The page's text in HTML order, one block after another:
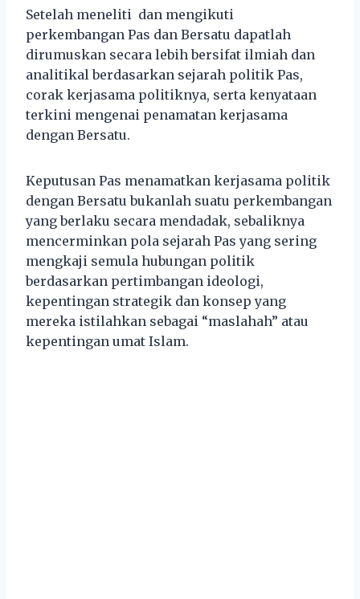
Setelah meneliti dan mengikuti
perkembangan Pas dan Bersatu dapatlah
dirumuskan secara lebih bersifat ilmiah dan
analitikal berdasarkan sejarah politik Pas,
corak kerjasama politiknya, serta kenyataan
terkini mengenai penamatan kerjasama
dengan Bersatu.
Keputusan Pas menamatkan kerjasama politik
dengan Bersatu bukanlah suatu perkembangan
yang berlaku secara mendadak, sebaliknya
mencerminkan pola sejarah Pas yang sering
mengkaji semula hubungan politik
berdasarkan pertimbangan ideologi,
kepentingan strategik dan konsep yang
mereka istilahkan sebagai “maslahah” atau
kepentingan umat Islam.